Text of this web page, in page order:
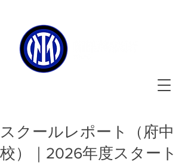
スクールレポート（府中
校）｜2026年度スタート